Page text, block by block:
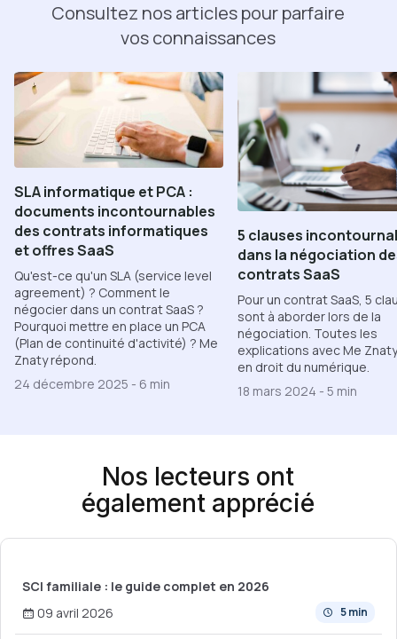
Consultez nos articles pour parfaire
vos connaissances
SLA informatique et PCA :
documents incontournables
des contrats informatiques
et offres SaaS
Qu'est-ce qu'un SLA (service level
agreement) ? Comment le
négocier dans un contrat SaaS ?
Pourquoi mettre en place un PCA
(Plan de continuité d'activité) ? Me
Znaty répond.
24 décembre 2025 - 6 min
5 clauses
dans la négociation
contrats SaaS
Pour un contrat SaaS, 5
sont à aborder lors de la
négociation. Toutes les
explications avec Me
en droit du numérique.
18 mars 2024 - 5 min
Nos lecteurs ont
également apprécié
SCI familiale : le guide complet en 2026
5 min
09 avril 2026